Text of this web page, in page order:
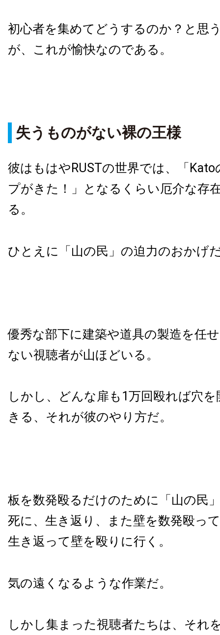
初心者を集めてどうするのか？と思
が、これが愉快なのである。
失うものがない裸の王様
彼はもはやRUSTの世界では、「
プがきた！」となるくらい厄介な存
る。
ひとえに「山の民」の迫力のおかげ
優秀な部下に建築や道具の製造を任
ない視聴者が山ほどいる。
しかし、どんな扉も1万回殴れば穴
きる、それが彼のやり方だ。
板を数発殴るだけのために「山の民
死に、生き返り、また壁を数発殴っ
生き返って壁を殴りに行く。
気の遠くなるような作業だ。
しかし集まった視聴者たちは、それ